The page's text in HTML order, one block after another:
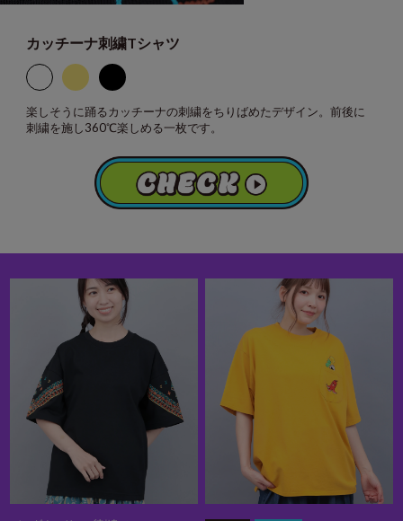
カッチーナ刺繍Tシャツ
楽しそうに踊るカッチーナの刺繍をちりばめたデザイン。前後に
刺繍を施し360℃楽しめる一枚です。